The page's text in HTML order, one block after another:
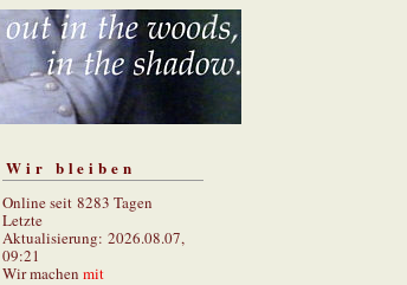
Wir bleiben
Online seit 8283 Tagen
Letzte
Aktualisierung: 2026.08.07,
09:21
Wir machen mit